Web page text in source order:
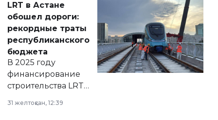
документ
появился в базе
нормативных
правовых актов и
на сайте маслихат
города.
LRT в Астане
обошел дороги:
рекордные траты
республиканского
бюджета
В 2025 году
финансирование
строительства LRT
республиканского
31 желтоқсан, 12:39